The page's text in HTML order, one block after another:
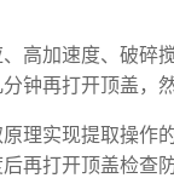
高加速度、破碎
钟再打开顶盖，然
理实现提取操作
再打开顶盖检查